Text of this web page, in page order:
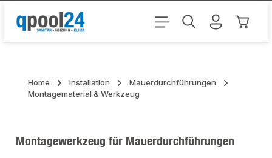
Zum Hauptinhalt springen
Home Installation
Mauerdurchführungen
Montagematerial & Werkzeug
Montagewerkzeug für Mauerdurchführungen